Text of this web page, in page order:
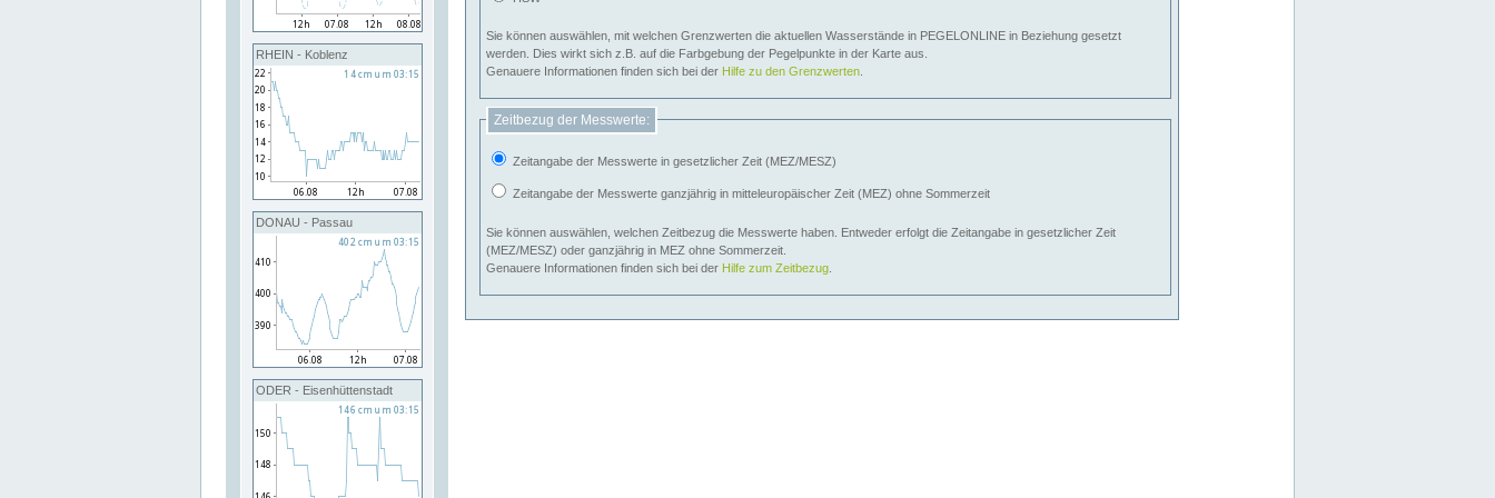
RHEIN - Koblenz
DONAU - Passau
ODER - Eisenhüttenstadt
Sie können auswählen, mit welchen Grenzwerten die aktuellen Wasserstände in PEGELONLINE in Beziehung gesetzt
werden. Dies wirkt sich z.B. auf die Farbgebung der Pegelpunkte in der Karte aus.
Genauere Informationen finden sich bei der Hilfe zu den Grenzwerten
Zeitbezug der Messwerte:
Zeitangabe der Messwerte in gesetzlicher Zeit (MEZ/MESZ)
Zeitangabe der Messwerte ganzjährig in mitteleuropäischer Zeit (MEZ) ohne Sommerzeit
Sie können auswählen, welchen Zeitbezug die Messwerte haben. Entweder erfolgt die Zeitangabe in gesetzlicher Zeit
(MEZ/MESZ) oder ganzjährig in MEZ ohne Sommerzeit.
Genauere Informationen finden sich bei der Hilfe zum Zeitbezug